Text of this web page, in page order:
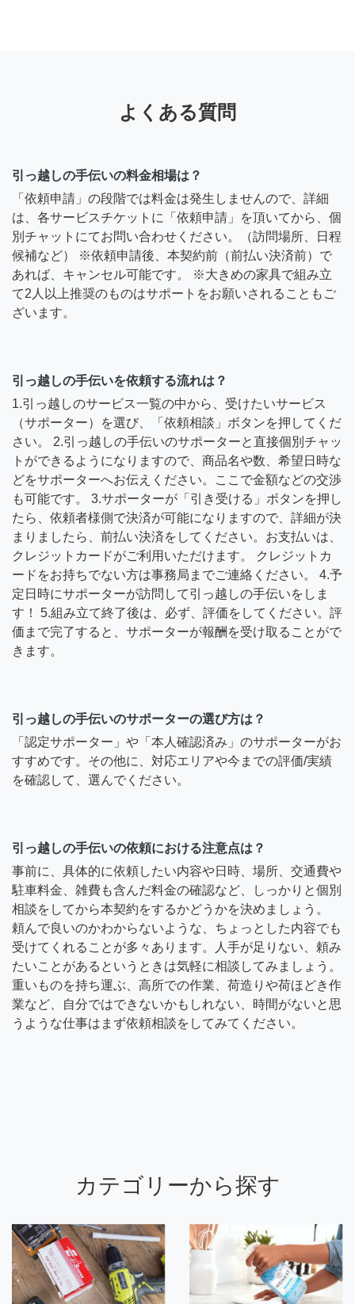
よくある質問
引っ越しの手伝いの料金相場は？
「依頼申請」の段階では料金は発生しませんので、詳細
は、各サービスチケットに「依頼申請」を頂いてから、個
別チャットにてお問い合わせください。（訪問場所、日程
候補など） ※依頼申請後、本契約前（前払い決済前）で
あれば、キャンセル可能です。 ※大きめの家具で組み立
て2人以上推奨のものはサポートをお願いされることもご
ざいます。
引っ越しの手伝いを依頼する流れは？
1.引っ越しのサービス一覧の中から、受けたいサービス
（サポーター）を選び、「依頼相談」ボタンを押してくだ
さい。 2.引っ越しの手伝いのサポーターと直接個別チャッ
トができるようになりますので、商品名や数、希望日時な
どをサポーターへお伝えください。ここで金額などの交渉
も可能です。 3.サポーターが「引き受ける」ボタンを押し
たら、依頼者様側で決済が可能になりますので、詳細が決
まりましたら、前払い決済をしてください。お支払いは、
クレジットカードがご利用いただけます。 クレジットカ
ードをお持ちでない方は事務局までご連絡ください。 4.予
定日時にサポーターが訪問して引っ越しの手伝いをしま
す！ 5.組み立て終了後は、必ず、評価をしてください。評
価まで完了すると、サポーターが報酬を受け取ることがで
きます。
引っ越しの手伝いのサポーターの選び方は？
「認定サポーター」や「本人確認済み」のサポーターがお
すすめです。その他に、対応エリアや今までの評価/実績
を確認して、選んでください。
引っ越しの手伝いの依頼における注意点は？
事前に、具体的に依頼したい内容や日時、場所、交通費や
駐車料金、雑費も含んだ料金の確認など、しっかりと個別
相談をしてから本契約をするかどうかを決めましょう。
頼んで良いのかわからないような、ちょっとした内容でも
受けてくれることが多々あります。人手が足りない、頼み
たいことがあるというときは気軽に相談してみましょう。
重いものを持ち運ぶ、高所での作業、荷造りや荷ほどき作
業など、自分ではできないかもしれない、時間がないと思
うような仕事はまず依頼相談をしてみてください。
カテゴリーから探す